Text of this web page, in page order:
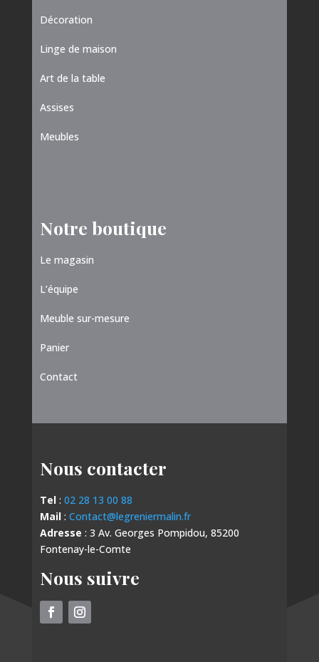
Décoration
Linge de maison
Art de la table
Assises
Meubles
Notre boutique
Le magasin
L’équipe
Meuble sur-mesure
Panier
Contact
Nous contacter
Tel: 02 28 13 00 88
Mail: Contact@legreniermalin.fr
Adresse : 3 Av. Georges Pompidou, 85200
Fontenay-le-Comte
Nous suivre